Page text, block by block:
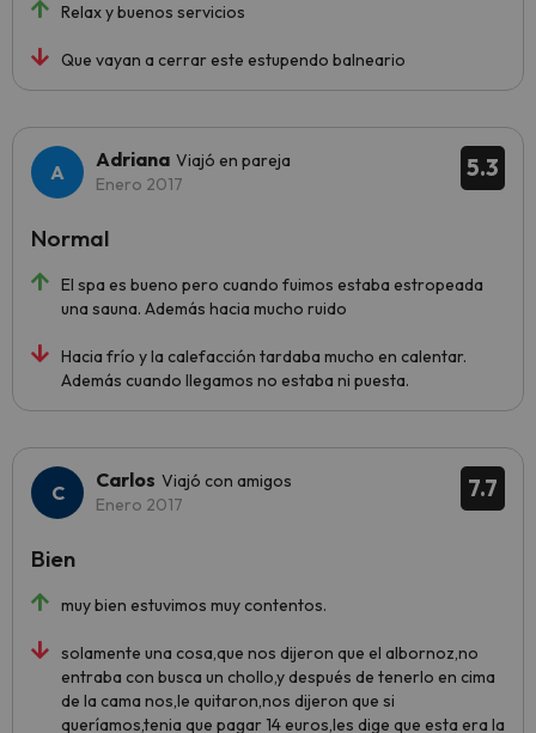
Relax y buenos servicios
Que vayan a cerrar este estupendo balneario
5.3
Adriana Viajó en pareja
Enero 2017
El spa es bueno pero cuando fuimos estaba estropeada
una sauna. Además hacia mucho ruido
Hacia frío y la calefacción tardaba mucho en calentar.
Además cuando llegamos no estaba ni puesta.
Normal
7.7
Carlos Viajó con amigos
Enero 2017
muy bien estuvimos muy contentos.
solamente una cosa,que nos dijeron que el albornoz,no
entraba con busca un chollo,y después de tenerlo en cima
de la cama nos,le quitaron,nos dijeron que si
queríamos,tenia que pagar 14 euros,les dige que esta era la
Bien